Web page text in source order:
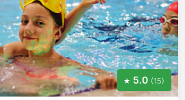
5.0 (15)